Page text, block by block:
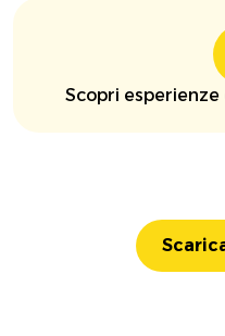
Scopri